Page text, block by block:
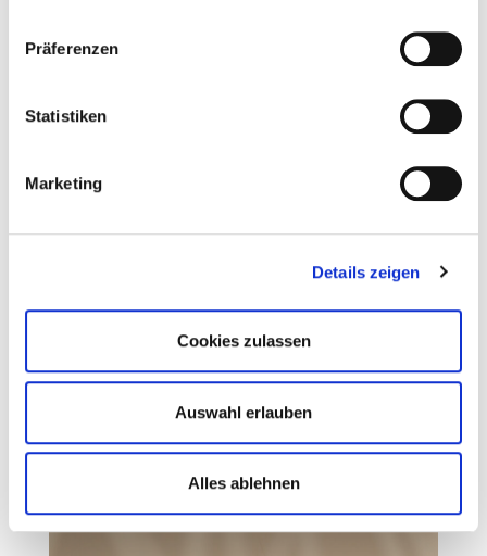
Präferenzen
Statistiken
Marketing
Details zeigen
Cookies zulassen
Auswahl erlauben
Alles ablehnen
Kathrin Piontek